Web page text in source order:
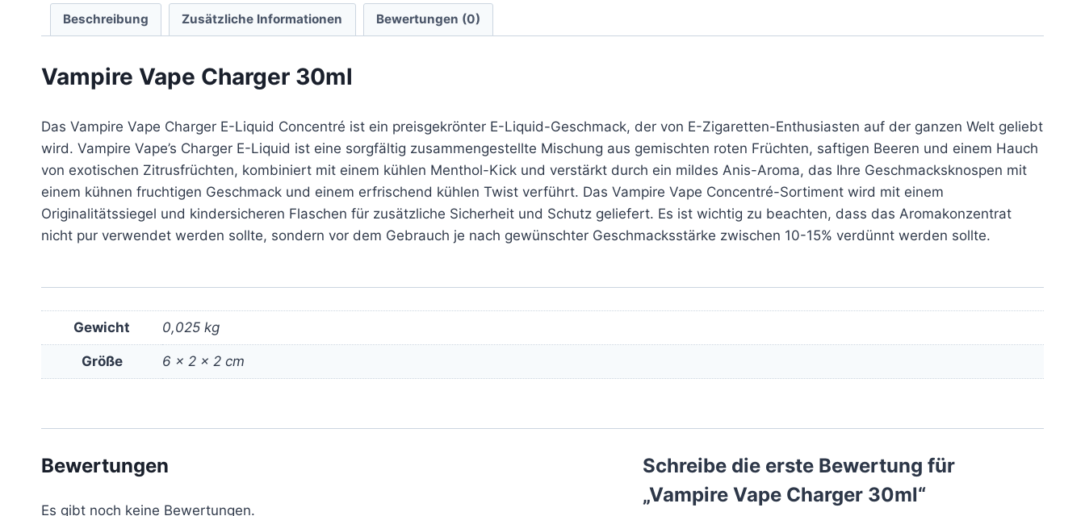
Beschreibung Zusätzliche Informationen Bewertungen (0)
Vampire Vape Charger 30ml
Das Vampire Vape Charger E-Liquid Concentré ist ein preisgekrönter E-Liquid-Geschmack, der von E-Zigaretten-Enthusiasten auf der ganzen Welt geliebt
wird. Vampire Vape’s Charger E-Liquid ist eine sorgfältig zusammengestellte Mischung aus gemischten roten Früchten, saftigen Beeren und einem Hauch
von exotischen Zitrusfrüchten, kombiniert mit einem kühlen Menthol-Kick und verstärkt durch ein mildes Anis-Aroma, das Ihre Geschmacksknospen mit
einem kühnen fruchtigen Geschmack und einem erfrischend kühlen Twist verführt. Das Vampire Vape Concentré-Sortiment wird mit einem
Originalitätssiegel und kindersicheren Flaschen für zusätzliche Sicherheit und Schutz geliefert. Es ist wichtig zu beachten, dass das Aromakonzentrat
nicht pur verwendet werden sollte, sondern vor dem Gebrauch je nach gewünschter Geschmacksstärke zwischen 10-15% verdünnt werden sollte.
Gewicht 0,025 kg
Größe 6 × 2 × 2 cm
Bewertungen
Es gibt noch keine Bewertungen.
Schreibe die erste Bewertung für
„Vampire Vape Charger 30ml“